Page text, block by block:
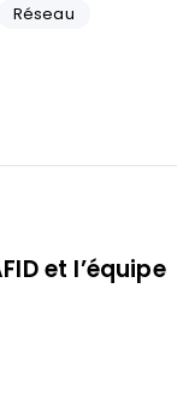
Réseau
et l’équipe